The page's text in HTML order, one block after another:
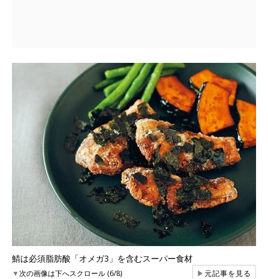
鯖は必須脂肪酸「オメガ3」を含むスーパー食材
▼次の画像は下へスクロール (6/8) ▶元記事を見る